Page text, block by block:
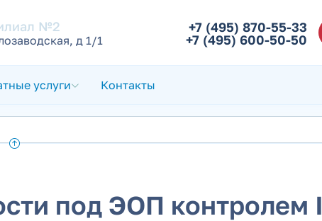
№2
д 1/1
+7 (495) 870-55-33
+7 (495) 600-50-50
услуги Контакты
под ЭОП контролем I